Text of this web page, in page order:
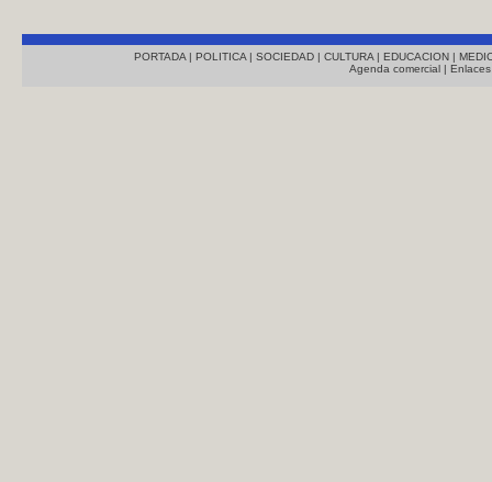
PORTADA | POLITICA | SOCIEDAD | CULTURA | EDUCACION |
Agenda comercial |Enlaces